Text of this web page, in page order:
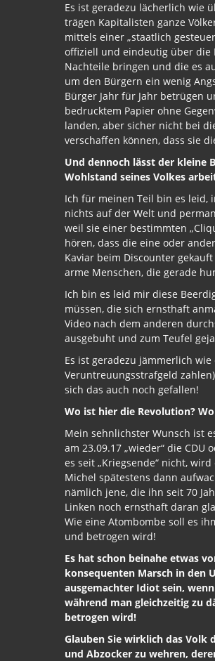
Es ist geradezu lächerlich wie
trägen Kapitalisten ganze
mittels einer „staatlich
offiziell und eindeutig über die
Nachteile bringen und die es
um den Bürgern ein wenig
Bürger Jahr für Jahr betrügen
bedrucktem Papier ohne
landen, aber sicher nicht bei
verschaffen können, dass sie
Und dennoch lässt der kleine
Wohlstand seines Volkes
Ich für meinen Teil bin es leid,
nichts auf der Welt und
weil sie einer bestimmten
hören, dass die eine oder
Kaviar beim Discounter
arme Menschen, die gerade
Ich bin es leid mir diese
müssen, die sich ernsthaft
Video nach dem anderen
ausgebuht und zum Teufel
Es ist geradezu jämmerlich
Veruntreuungsstrafgeld
sich das auch noch gefallen!
Wo ist hier die Revolution?
Mein sehnlichster Wunsch ist
am 23.09.17 „wieder“ die
es seit „Kriegsende“ nicht,
Michel spätestens dann
nämlich jene, die ihn seit 70
Linken noch ernsthaft daran
Wie eine Atombombe soll es
und betrogen wird!
Es hat schon beinahe etwas
konsequenten Marsch in den
ausgemachter Idiot sein,
während man gleichzeitig zu
betrogen wird!
Glauben Sie wirklich das Volk
und Abzocker zu wehren,